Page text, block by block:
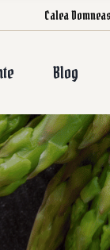
Calea
Blog